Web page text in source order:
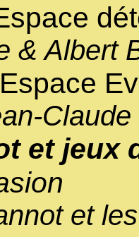
& Albert
et jeux
et